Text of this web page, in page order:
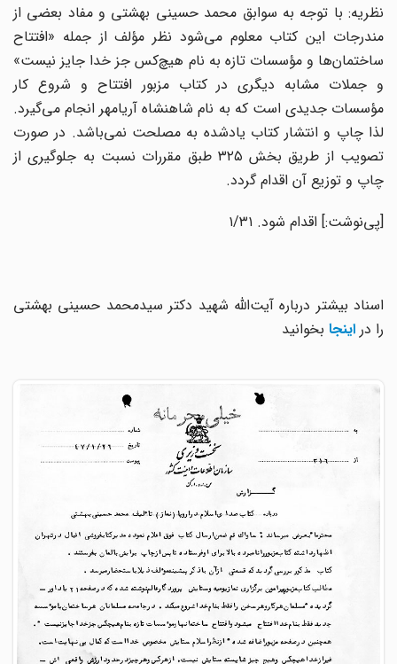
نظریه: با توجه به سوابق محمد حسینی بهشتی و مفاد بعضی از
مندرجات این کتاب معلوم می‌شود نظر مؤلف از جمله «افتتاح
ساختمان‌ها و مؤسسات تازه به نام هیچ‌کس جز خدا جایز نیست»
و جملات مشابه دیگری در کتاب مزبور افتتاح و شروع کار
مؤسسات جدیدی است که به نام شاهنشاه آریامهر انجام می‌گیرد.
لذا چاپ و انتشار کتاب یادشده به مصلحت نمی‌باشد. در صورت
تصویب از طریق بخش ۳۲۵ طبق مقررات نسبت به جلوگیری از
چاپ و توزیع آن اقدام گردد.
[پی‌نوشت:] اقدام شود. ۱/۳۱
اسناد بیشتر درباره آیت‌الله شهید دکتر سیدمحمد حسینی بهشتی
را دراینجابخوانید